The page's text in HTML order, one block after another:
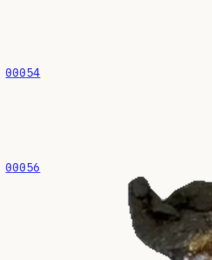
00054
00056